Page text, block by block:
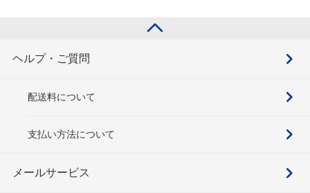
ヘルプ・ご質問
配送料について
支払い方法について
メールサービス